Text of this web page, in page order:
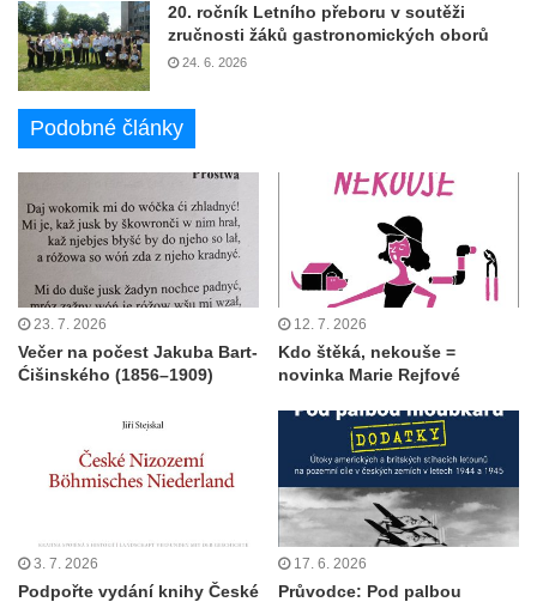
20. ročník Letního přeboru v soutěži
zručnosti žáků gastronomických oborů
24. 6. 2026
Podobné články
23. 7. 2026
Večer na počest Jakuba Bart-
Ćišinského (1856–1909)
12. 7. 2026
Kdo štěká, nekouše =
novinka Marie Rejfové
3. 7. 2026
Podpořte vydání knihy České
17. 6. 2026
Průvodce: Pod palbou